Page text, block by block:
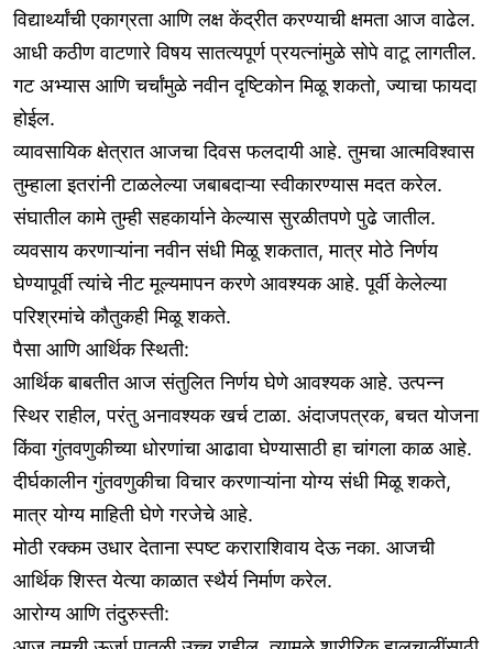
विद्यार्थ्यांची एकाग्रता आणि लक्ष केंद्रीत करण्याची क्षमता आज वाढेल.
आधी कठीण वाटणारे विषय सातत्यपूर्ण प्रयत्नांमुळे सोपे वाटू लागतील.
गट अभ्यास आणि चर्चांमुळे नवीन दृष्टिकोन मिळू शकतो, ज्याचा फायदा
होईल.
व्यावसायिक क्षेत्रात आजचा दिवस फलदायी आहे. तुमचा आत्मविश्वास
तुम्हाला इतरांनी टाळलेल्या जबाबदाऱ्या स्वीकारण्यास मदत करेल.
संघातील कामे तुम्ही सहकार्याने केल्यास सुरळीतपणे पुढे जातील.
व्यवसाय करणाऱ्यांना नवीन संधी मिळू शकतात, मात्र मोठे निर्णय
घेण्यापूर्वी त्यांचे नीट मूल्यमापन करणे आवश्यक आहे. पूर्वी केलेल्या
परिश्रमांचे कौतुकही मिळू शकते.
पैसा आणि आर्थिक स्थिती:
आर्थिक बाबतीत आज संतुलित निर्णय घेणे आवश्यक आहे. उत्पन्न
स्थिर राहील, परंतु अनावश्यक खर्च टाळा. अंदाजपत्रक, बचत योजना
किंवा गुंतवणुकीच्या धोरणांचा आढावा घेण्यासाठी हा चांगला काळ आहे.
दीर्घकालीन गुंतवणुकीचा विचार करणाऱ्यांना योग्य संधी मिळू शकते,
मात्र योग्य माहिती घेणे गरजेचे आहे.
मोठी रक्कम उधार देताना स्पष्ट कराराशिवाय देऊ नका. आजची
आर्थिक शिस्त येत्या काळात स्थैर्य निर्माण करेल.
आरोग्य आणि तंदुरुस्ती: